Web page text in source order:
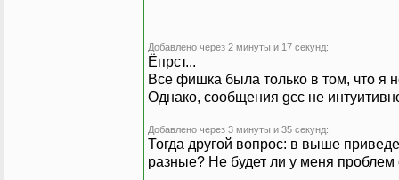
Добавлено через 2 минуты и 17 секунд:
Ёпрст...
Все фишка была только в том, что я
Однако, сообщения gcc не
Добавлено через 3 минуты и 35 секунд:
Тогда другой вопрос: в выше
разные? Не будет ли у меня проблем